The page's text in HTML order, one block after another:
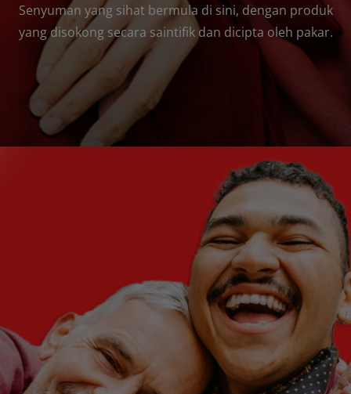
Senyuman yang sihat bermula di sini, dengan produk
yang disokong secara saintifik dan dicipta oleh pakar.